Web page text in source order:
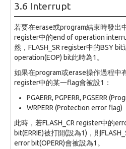
3.6 Interrupt
若要在erase或program結束時發出
register中的end of operation
然，FLASH_SR register中的BSY
operation(EOP) bit此時為1。
如果在program或erase操作過程中
register中的某一flag會被設1：
PGAERR, PGPERR, PGSERR
WRPERR (Protection error flag)
此時，若FLASH_CR register中的
bit(ERRIE)被打開(設為1)，則
error bit(OPERR)會被設為1。